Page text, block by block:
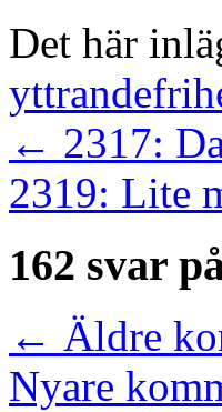
Det här
← 2317:
2319: Lite
162 svar
← Äldre
Nyare